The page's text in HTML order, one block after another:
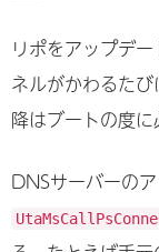
リポをアップデ
ネルがかわるた
降はブートの度に
DNSサーバーの